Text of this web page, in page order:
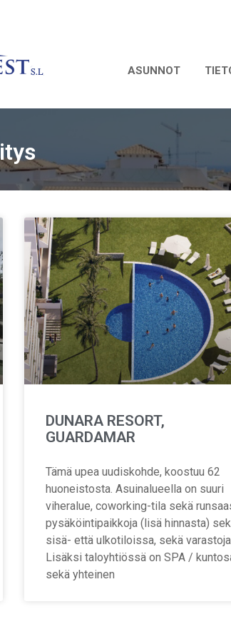
ASUNNOT
DUNARA RESORT,
GUARDAMAR
Tämä upea uudiskohde, koostuu 62
huoneistosta. Asuinalueella on suuri
viheralue, coworking-tila sekä
pysäköintipaikkoja (lisä hinnasta)
sisä- että ulkotiloissa, sekä varastoja.
Lisäksi taloyhtiössä on SPA /
sekä yhteinen